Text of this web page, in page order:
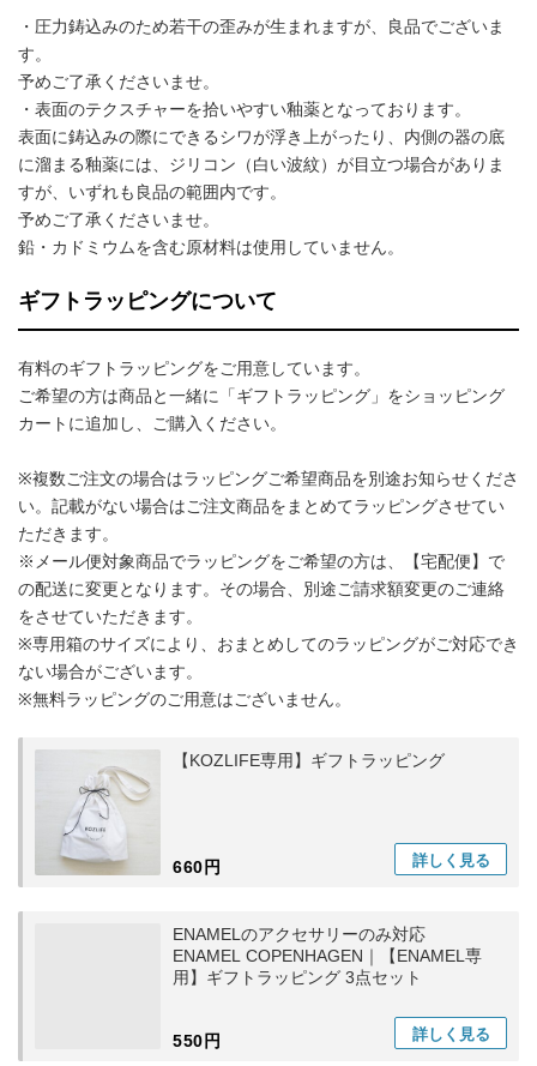
・圧力鋳込みのため若干の歪みが生まれますが、良品でございま
す。
予めご了承くださいませ。
・表面のテクスチャーを拾いやすい釉薬となっております。
表面に鋳込みの際にできるシワが浮き上がったり、内側の器の底
に溜まる釉薬には、ジリコン（白い波紋）が目立つ場合がありま
すが、いずれも良品の範囲内です。
予めご了承くださいませ。
鉛・カドミウムを含む原材料は使用していません。
ギフトラッピングについて
有料のギフトラッピングをご用意しています。
ご希望の方は商品と一緒に「ギフトラッピング」をショッピング
カートに追加し、ご購入ください。
※複数ご注文の場合はラッピングご希望商品を別途お知らせくださ
い。記載がない場合はご注文商品をまとめてラッピングさせてい
ただきます。
※メール便対象商品でラッピングをご希望の方は、【宅配便】で
の配送に変更となります。その場合、別途ご請求額変更のご連絡
をさせていただきます。
※専用箱のサイズにより、おまとめしてのラッピングがご対応でき
ない場合がございます。
※無料ラッピングのご用意はございません。
【KOZLIFE専用】ギフトラッピング
660円 詳しく 見る
ENAMELのアクセサリーのみ対応
ENAMEL COPENHAGEN｜【ENAMEL専
用】ギフトラッピング 3点セット
550円 詳しく 見る